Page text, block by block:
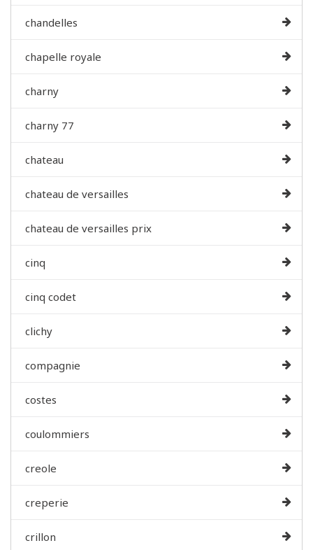
chandelles
chapelle royale
charny
charny 77
chateau
chateau de versailles
chateau de versailles prix
cinq
cinq codet
clichy
compagnie
costes
coulommiers
creole
creperie
crillon